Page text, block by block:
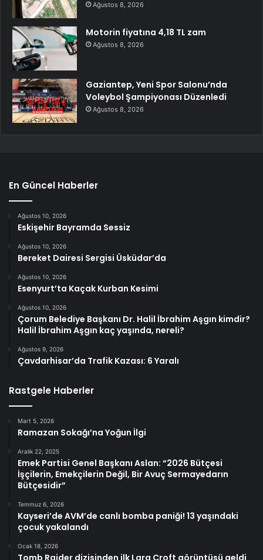
Ağustos 8, 2026
Motorin fiyatına 4,18 TL zam
Ağustos 8, 2026
Gaziantep, Yeni Spor Salonu’nda
Voleybol Şampiyonası Düzenledi
Ağustos 8, 2026
En Güncel Haberler
Ağustos 10, 2026
Eskişehir Bayramda Sessiz
Ağustos 10, 2026
Bereket Dairesi Sergisi Üsküdar’da
Ağustos 10, 2026
Esenyurt’ta Kaçak Kurban Kesimi
Ağustos 10, 2026
Çorum Belediye Başkanı Dr. Halil İbrahim Aşgın kimdir?
Halil İbrahim Aşgın kaç yaşında, nereli?
Ağustos 9, 2026
Çavdarhisar’da Trafik Kazası: 6 Yaralı
Rastgele Haberler
Mart 5, 2026
Ramazan Sokağı’na Yoğun İlgi
Aralık 22, 2025
Emek Partisi Genel Başkanı Aslan: “2026 Bütçesi
İşçilerin, Emekçilerin Değil, Bir Avuç Sermayedarın
Bütçesidir”
Temmuz 6, 2026
Kayseri’de AVM’de canlı bomba paniği! 13 yaşındaki
çocuk yakalandı
Ocak 18, 2026